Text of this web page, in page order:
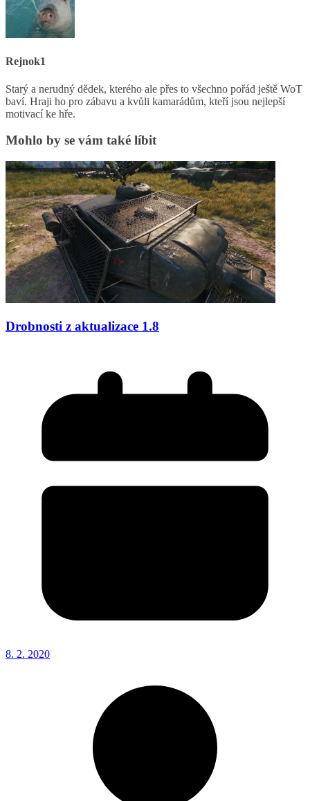
Rejnok1
Starý a nerudný dědek, kterého ale přes to všechno pořád ještě WoT
baví. Hraji ho pro zábavu a kvůli kamarádům, kteří jsou nejlepší
motivací ke hře.
Mohlo by se vám také líbit
Drobnosti z aktualizace 1.8
8. 2. 2020